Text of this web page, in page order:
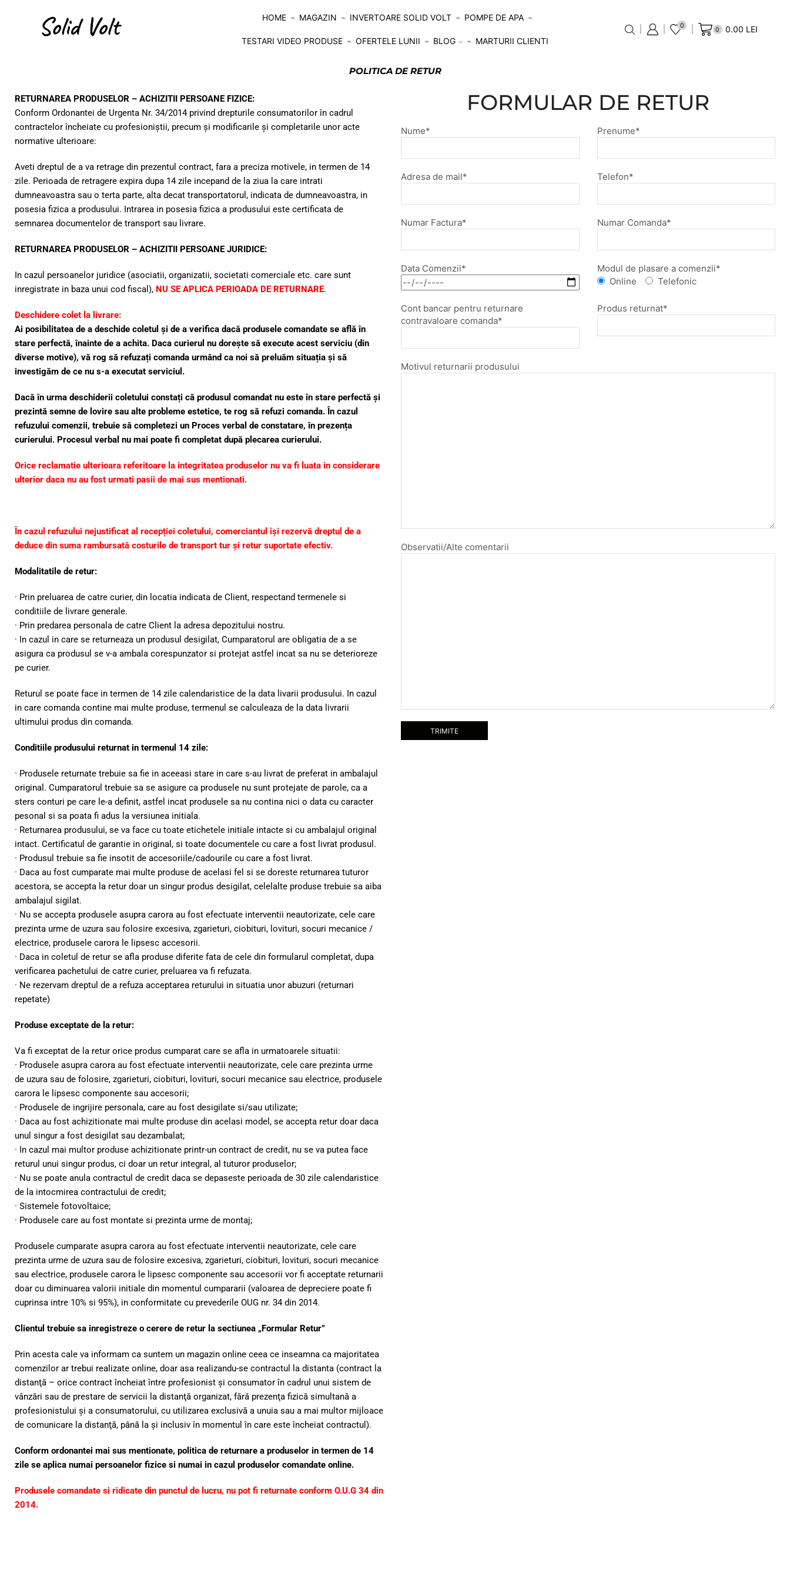
HOME MAGAZIN INVERTOARE SOLID VOLT POMPE DE APA
TESTARI VIDEO PRODUSE OFERTELE LUNII BLOG MARTURII CLIENTI
0
0 0.00 LEI
POLITICA DE RETUR
RETURNAREA PRODUSELOR – ACHIZITII PERSOANE FIZICE:
Conform Ordonantei de Urgenta Nr. 34/2014 privind drepturile consumatorilor în cadrul
contractelor încheiate cu profesioniştii, precum şi modificarile şi completarile unor acte
normative ulterioare:
Aveti dreptul de a va retrage din prezentul contract, fara a preciza motivele, in termen de 14
zile. Perioada de retragere expira dupa 14 zile incepand de la ziua la care intrati
dumneavoastra sau o terta parte, alta decat transportatorul, indicata de dumneavoastra, in
posesia fizica a produsului. Intrarea in posesia fizica a produsului este certificata de
semnarea documentelor de transport sau livrare.
RETURNAREA PRODUSELOR – ACHIZITII PERSOANE JURIDICE:
In cazul persoanelor juridice (asociatii, organizatii, societati comerciale etc. care sunt
inregistrate in baza unui cod fiscal), NU SE APLICA PERIOADA DE RETURNARE.
Deschidere colet la livrare:
Ai posibilitatea de a deschide coletul și de a verifica dacă produsele comandate se află în
stare perfectă, înainte de a achita. Daca curierul nu dorește să execute acest serviciu (din
diverse motive), vă rog să refuzați comanda urmând ca noi să preluăm situația și să
investigăm de ce nu s-a executat serviciul.
Dacă în urma deschiderii coletului constați că produsul comandat nu este în stare perfectă şi
prezintă semne de lovire sau alte probleme estetice, te rog să refuzi comanda. În cazul
refuzului comenzii, trebuie să completezi un Proces verbal de constatare, în prezența
curierului. Procesul verbal nu mai poate fi completat după plecarea curierului.
Orice reclamatie ulterioara referitoare la integritatea produselor nu va fi luata in considerare
ulterior daca nu au fost urmati pasii de mai sus mentionati.
În cazul refuzului nejustificat al recepției coletului, comerciantul își rezervă dreptul de a
deduce din suma rambursată costurile de transport tur și retur suportate efectiv.
Modalitatile de retur:
· Prin preluarea de catre curier, din locatia indicata de Client, respectand termenele si
conditiile de livrare generale.
· Prin predarea personala de catre Client la adresa depozitului nostru.
· In cazul in care se returneaza un produsul desigilat, Cumparatorul are obligatia de a se
asigura ca produsul se v-a ambala corespunzator si protejat astfel incat sa nu se deterioreze
pe curier.
Returul se poate face in termen de 14 zile calendaristice de la data livarii produsului. In cazul
in care comanda contine mai multe produse, termenul se calculeaza de la data livrarii
ultimului produs din comanda.
Conditiile produsului returnat in termenul 14 zile:
· Produsele returnate trebuie sa fie in aceeasi stare in care s-au livrat de preferat in ambalajul
original. Cumparatorul trebuie sa se asigure ca produsele nu sunt protejate de parole, ca a
sters conturi pe care le-a definit, astfel incat produsele sa nu contina nici o data cu caracter
pesonal si sa poata fi adus la versiunea initiala.
· Returnarea produsului, se va face cu toate etichetele initiale intacte si cu ambalajul original
intact. Certificatul de garantie in original, si toate documentele cu care a fost livrat produsul.
· Produsul trebuie sa fie insotit de accesoriile/cadourile cu care a fost livrat.
· Daca au fost cumparate mai multe produse de acelasi fel si se doreste returnarea tuturor
acestora, se accepta la retur doar un singur produs desigilat, celelalte produse trebuie sa aiba
ambalajul sigilat.
· Nu se accepta produsele asupra carora au fost efectuate interventii neautorizate, cele care
prezinta urme de uzura sau folosire excesiva, zgarieturi, ciobituri, lovituri, socuri mecanice /
electrice, produsele carora le lipsesc accesorii.
· Daca in coletul de retur se afla produse diferite fata de cele din formularul completat, dupa
verificarea pachetului de catre curier, preluarea va fi refuzata.
· Ne rezervam dreptul de a refuza acceptarea returului in situatia unor abuzuri (returnari
repetate)
Produse exceptate de la retur:
Va fi exceptat de la retur orice produs cumparat care se afla in urmatoarele situatii:
· Produsele asupra carora au fost efectuate interventii neautorizate, cele care prezinta urme
de uzura sau de folosire, zgarieturi, ciobituri, lovituri, socuri mecanice sau electrice, produsele
carora le lipsesc componente sau accesorii;
· Produsele de ingrijire personala, care au fost desigilate si/sau utilizate;
· Daca au fost achizitionate mai multe produse din acelasi model, se accepta retur doar daca
unul singur a fost desigilat sau dezambalat;
· In cazul mai multor produse achizitionate printr-un contract de credit, nu se va putea face
returul unui singur produs, ci doar un retur integral, al tuturor produselor;
· Nu se poate anula contractul de credit daca se depaseste perioada de 30 zile calendaristice
de la intocmirea contractului de credit;
· Sistemele fotovoltaice;
· Produsele care au fost montate si prezinta urme de montaj;
Produsele cumparate asupra carora au fost efectuate interventii neautorizate, cele care
prezinta urme de uzura sau de folosire excesiva, zgarieturi, ciobituri, lovituri, socuri mecanice
sau electrice, produsele carora le lipsesc componente sau accesorii vor fi acceptate returnarii
doar cu diminuarea valorii initiale din momentul cumpararii (valoarea de depreciere poate fi
cuprinsa intre 10% si 95%), in conformitate cu prevederile OUG nr. 34 din 2014.
Clientul trebuie sa inregistreze o cerere de retur la sectiunea „Formular Retur”
Prin acesta cale va informam ca suntem un magazin online ceea ce inseamna ca majoritatea
comenzilor ar trebui realizate online, doar asa realizandu-se contractul la distanta (contract la
distanţă – orice contract încheiat între profesionist şi consumator în cadrul unui sistem de
vânzări sau de prestare de servicii la distanţă organizat, fără prezenţa fizică simultană a
profesionistului şi a consumatorului, cu utilizarea exclusivă a unuia sau a mai multor mijloace
de comunicare la distanţă, până la şi inclusiv în momentul în care este încheiat contractul).
Conform ordonantei mai sus mentionate, politica de returnare a produselor in termen de 14
zile se aplica numai persoanelor fizice si numai in cazul produselor comandate online.
Produsele comandate si ridicate din punctul de lucru, nu pot fi returnate conform O.U.G 34 din
2014.
FORMULAR DE RETUR
Nume* Prenume*
Adresa de mail* Telefon*
Numar Factura* Numar Comanda*
Data Comenzii*
Modul de plasare a comenzii*
Online
Telefonic
Cont bancar pentru returnare
contravaloare comanda*
Produs returnat*
Motivul returnarii produsului
Observatii/Alte comentarii